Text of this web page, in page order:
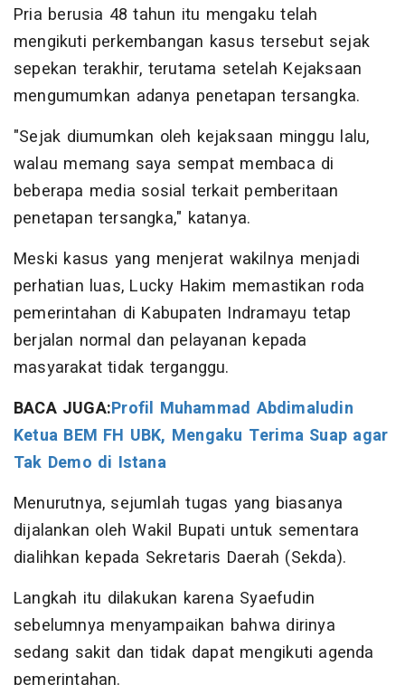
Pria berusia 48 tahun itu mengaku telah
mengikuti perkembangan kasus tersebut sejak
sepekan terakhir, terutama setelah Kejaksaan
mengumumkan adanya penetapan tersangka.
"Sejak diumumkan oleh kejaksaan minggu lalu,
walau memang saya sempat membaca di
beberapa media sosial terkait pemberitaan
penetapan tersangka," katanya.
Meski kasus yang menjerat wakilnya menjadi
perhatian luas, Lucky Hakim memastikan roda
pemerintahan di Kabupaten Indramayu tetap
berjalan normal dan pelayanan kepada
masyarakat tidak terganggu.
BACA JUGA:Profil Muhammad Abdimaludin
Ketua BEM FH UBK, Mengaku Terima Suap agar
Tak Demo di Istana
Menurutnya, sejumlah tugas yang biasanya
dijalankan oleh Wakil Bupati untuk sementara
dialihkan kepada Sekretaris Daerah (Sekda).
Langkah itu dilakukan karena Syaefudin
sebelumnya menyampaikan bahwa dirinya
sedang sakit dan tidak dapat mengikuti agenda